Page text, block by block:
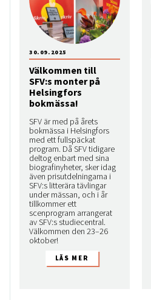
Välkommen till
SFV:s monter på
Helsingfors
bokmässa!
SFV är med på årets
bokmässa i Helsingfors
med ett fullspäckat
program. Då SFV tidigare
deltog enbart med sina
biografinyheter, sker idag
även prisutdelningarna i
SFV:s litterära tävlingar
under mässan, och i år
tillkommer ett
scenprogram arrangerat
av SFV:s studiecentral.
Välkommen den 23–26
oktober!
30.09.2025